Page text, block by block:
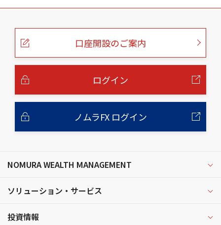
こ
口座開設のご案内
ログイン
ノムラFX ログイン
NOMURA WEALTH MANAGEMENT
ソリューション・サービス
投資情報